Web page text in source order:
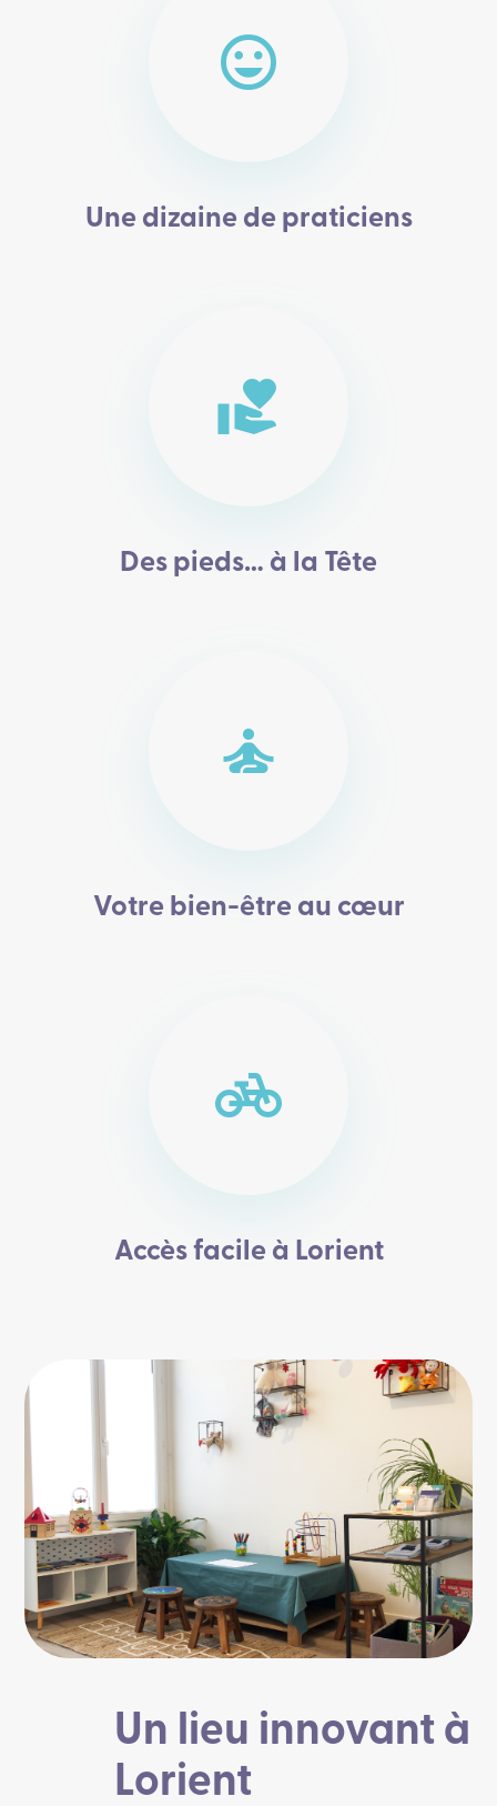
tag_faces
Une dizaine de praticiens
volunteer_activism
Des pieds… à la Tête
self_improvement
Votre bien-être au cœur
pedal_bike
Accès facile à Lorient
Un lieu innovant à
Lorient